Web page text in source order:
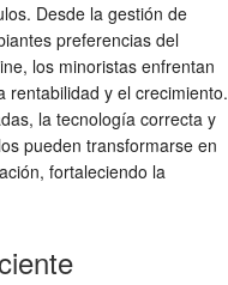
Desde la gestión de
preferencias del
los minoristas enfrentan
rentabilidad y el crecimiento.
la tecnología correcta y
pueden transformarse en
fortaleciendo la